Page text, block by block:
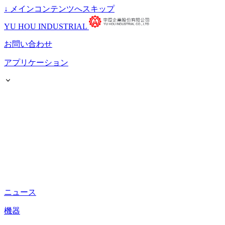
↓ メインコンテンツへスキップ
YU HOU INDUSTRIAL
お問い合わせ
アプリケーション
ニュース
機器